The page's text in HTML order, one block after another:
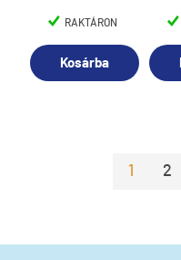
RAKTÁRON
Kosárba
1 2